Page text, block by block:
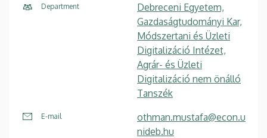
Department
Debreceni Egyetem,
Gazdaságtudományi Kar,
Módszertani és Üzleti
Digitalizáció Intézet,
Agrár- és Üzleti
Digitalizáció nem önálló
Tanszék
E-mail
othman.mustafa@econ.u
nideb.hu